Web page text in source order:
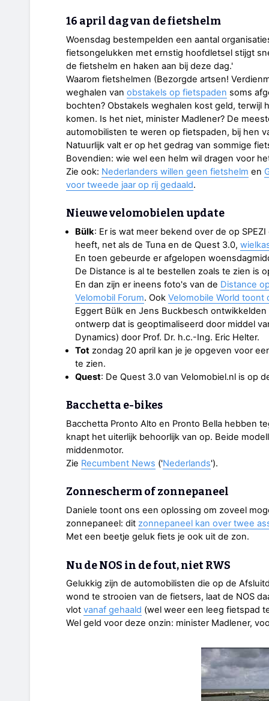
16 april dag van de fietshelm
Woensdag bestempelden een aantal
fietsongelukken met ernstig hoofdletsel stijgt
de fietshelm en haken aan bij deze dag.'
Waarom fietshelmen (Bezorgde artsen!
weghalen van obstakels op fietspaden soms
bochten? Obstakels weghalen kost geld, terwijl
komen. Is het niet, minister Madlener? De
automobilisten te weren op fietspaden, bij hen
Natuurlijk valt er op het gedrag van sommige
Bovendien: wie wel een helm wil dragen voor
Zie ook: Nederlanders willen geen fietshelm en
voor tweede jaar op rij gedaald.
Nieuwe velomobielen update
Bülk: Er is wat meer bekend over de op
heeft, net als de Tuna en de Quest 3.0,
En toen gebeurde er afgelopen
De Distance is al te bestellen zoals te zien is
En dan zijn er ineens foto's van de Distance
Velomobil Forum. Ook Velomobile World toont
Eggert Bülk en Jens Buckbesch
ontwerp dat is geoptimaliseerd door middel
Dynamics) door Prof. Dr. h.c.-Ing. Eric Helter.
Totzondag 20 april kan je je opgeven voor
te zien.
Quest: De Quest 3.0 van Velomobiel.nl is op
Bacchetta e-bikes
Bacchetta Pronto Alto en Pronto Bella hebben
knapt het uiterlijk behoorlijk van op. Beide
middenmotor.
Zie Recumbent News ('Nederlands').
Zonnescherm of zonnepaneel
Daniele toont ons een oplossing om zoveel
zonnepaneel: dit zonnepaneel kan over twee
Met een beetje geluk fiets je ook uit de zon.
Nu de NOS in de fout, niet RWS
Gelukkig zijn de automobilisten die op de
wond te strooien van de fietsers, laat de NOS
vlot vanaf gehaald (wel weer een leeg fietspad
Wel geld voor deze onzin: minister Madlener,